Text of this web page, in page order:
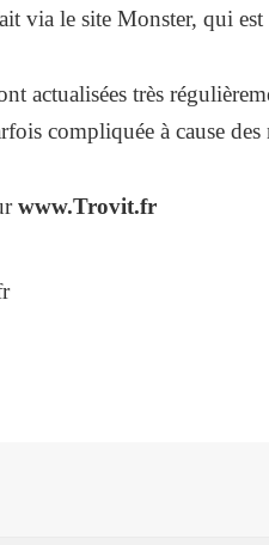
via le site Monster, qui
actualisées très
compliquée à cause
www.Trovit.fr